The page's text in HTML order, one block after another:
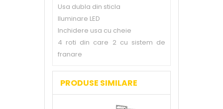
Usa dubla din sticla
Iluminare LED
Inchidere usa cu cheie
4 roti din care 2 cu sistem de
franare
PRODUSE SIMILARE